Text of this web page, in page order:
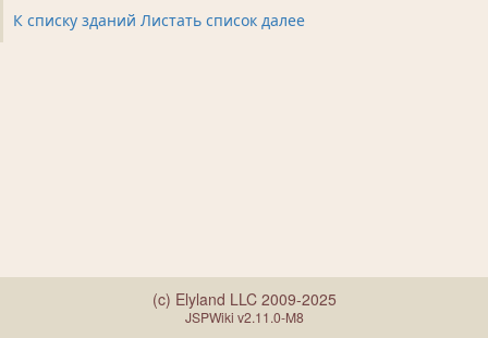
К списку зданий Листать список далее
(c) Elyland LLC 2009-2025
JSPWiki v2.11.0-M8